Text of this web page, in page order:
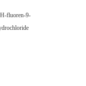
fluoren-9-